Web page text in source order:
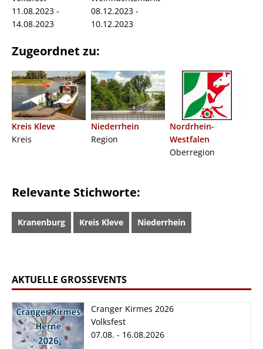
11.08.2023 -
14.08.2023
08.12.2023 -
10.12.2023
Zugeordnet zu:
Kreis Kleve
Kreis
Niederrhein
Region
Nordrhein-
Westfalen
Oberregion
Relevante Stichworte:
Kranenburg Kreis Kleve Niederrhein
AKTUELLE GROSSEVENTS
Cranger Kirmes 2026
Volksfest
07.08. - 16.08.2026